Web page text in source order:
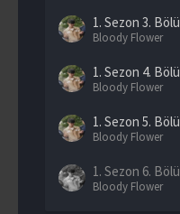
1. Sezon 3.
Bloody Flower
1. Sezon 4.
Bloody Flower
1. Sezon 5.
Bloody Flower
1. Sezon 6.
Bloody Flower